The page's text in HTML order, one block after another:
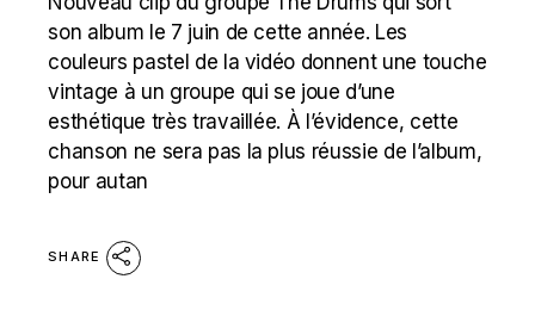
son album le 7 juin de cette année. Les
couleurs pastel de la vidéo donnent une touche
vintage à un groupe qui se joue d’une
esthétique très travaillée. À l’évidence, cette
chanson ne sera pas la plus réussie de l’album,
pour autan
SHARE